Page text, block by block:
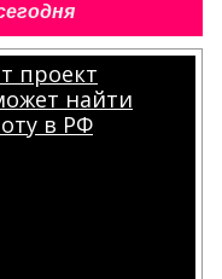
проект
найти
в РФ